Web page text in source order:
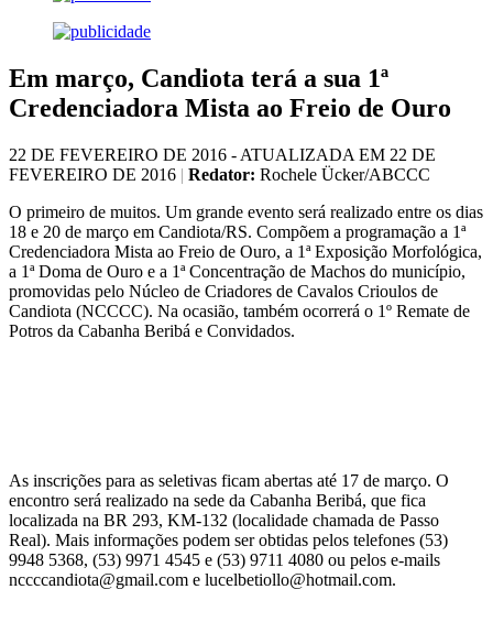
Em março, Candiota terá a sua 1ª
Credenciadora Mista ao Freio de Ouro
22 DE FEVEREIRO DE 2016 - ATUALIZADA EM 22 DE
FEVEREIRO DE 2016 | Redator: Rochele Ücker/ABCCC
O primeiro de muitos. Um grande evento será realizado entre os dias
18 e 20 de março em Candiota/RS. Compõem a programação a 1ª
Credenciadora Mista ao Freio de Ouro, a 1ª Exposição Morfológica,
a 1ª Doma de Ouro e a 1ª Concentração de Machos do município,
promovidas pelo Núcleo de Criadores de Cavalos Crioulos de
Candiota (NCCCC). Na ocasião, também ocorrerá o 1º Remate de
Potros da Cabanha Beribá e Convidados.
As inscrições para as seletivas ficam abertas até 17 de março. O
encontro será realizado na sede da Cabanha Beribá, que fica
localizada na BR 293, KM-132 (localidade chamada de Passo
Real). Mais informações podem ser obtidas pelos telefones (53)
9948 5368, (53) 9971 4545 e (53) 9711 4080 ou pelos e-mails
nccccandiota@gmail.com e lucelbetiollo@hotmail.com.